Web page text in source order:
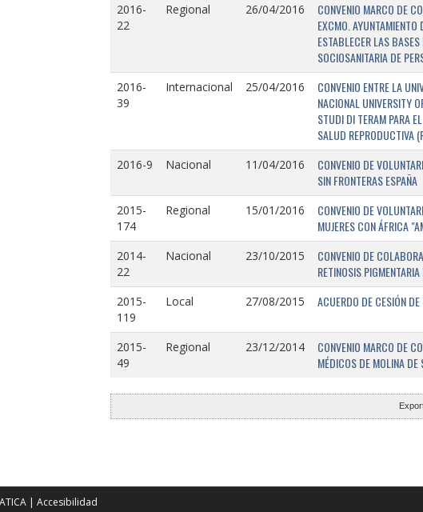
2016-
22
Regional 26/04/2016
CONVENIO MARCO DE
EXCMO.
ESTABLECER LAS
SOCIOSANITARIA DE
2016-
39
Internacional 25/04/2016
CONVENIO ENTRE LA
NACIONAL UNIVERSITY
STUDI DI TERAM PARA
SALUD REPRODUCTIVA
2016-9 Nacional 11/04/2016
CONVENIO DE
SIN FRONTERAS ESPAÑA
2015-
174
Regional 15/01/2016
CONVENIO DE
MUJERES CON ÁFRICA
2014-
22
Nacional 23/10/2015
CONVENIO DE
RETINOSIS
2015-
119
Local 27/08/2015 ACUERDO DE CESIÓN
2015-
49
Regional 23/12/2014
CONVENIO MARCO DE
MÉDICOS DE MOLINA DE
ATICA Accesibilidad